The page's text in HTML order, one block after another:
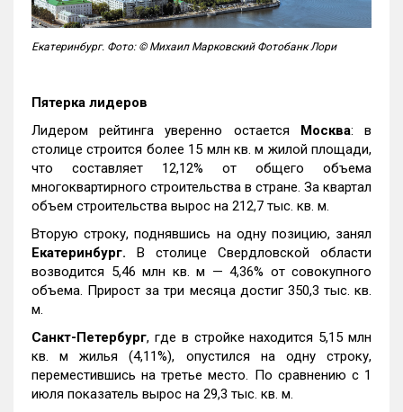
Екатеринбург. Фото: © Михаил Марковский Фотобанк Лори
Пятерка лидеров
Лидером рейтинга уверенно остается Москва: в
столице строится более 15 млн кв. м жилой площади,
что составляет 12,12% от общего объема
многоквартирного строительства в стране. За квартал
объем строительства вырос на 212,7 тыс. кв. м.
Вторую строку, поднявшись на одну позицию, занял
Екатеринбург. В столице Свердловской области
возводится 5,46 млн кв. м — 4,36% от совокупного
объема. Прирост за три месяца достиг 350,3 тыс. кв.
м.
Санкт-Петербург, где в стройке находится 5,15 млн
кв. м жилья (4,11%), опустился на одну строку,
переместившись на третье место. По сравнению с 1
июля показатель вырос на 29,3 тыс. кв. м.